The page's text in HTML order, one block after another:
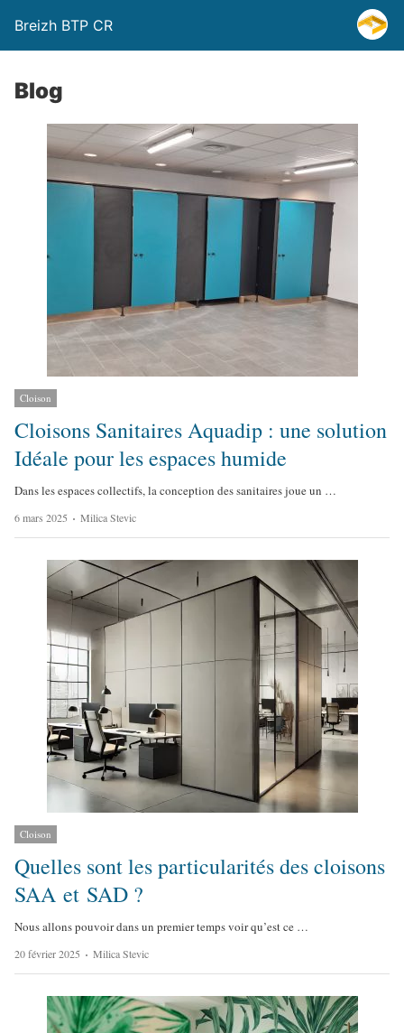
Breizh BTP CR
Blog
Cloison
Cloisons Sanitaires Aquadip : une solution
Idéale pour les espaces humide
Dans les espaces collectifs, la conception des sanitaires joue un …
6 mars 2025
A
u
o
Milica Stevic
Cloison
Quelles sont les particularités des cloisons
SAA et SAD ?
Nous allons pouvoir dans un premier temps voir qu’est ce …
20 février 2025
A
u
h
o
Milica Stevic